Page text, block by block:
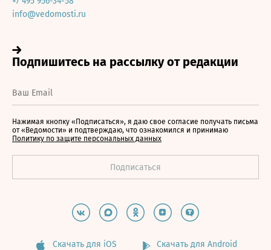
info@vedomosti.ru
Нажимая кнопку «Подписаться», я даю свое согласие получать письма
от «Ведомости» и подтверждаю, что ознакомился и принимаю
Политику по защите персональных данных
Скачать для iOS Скачать для Android